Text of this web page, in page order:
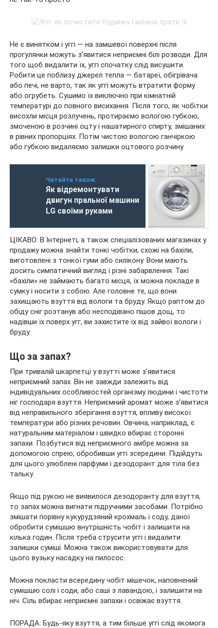
Не є винятком і уггі — на замшевої поверхні після
прогулянки можуть з’явитися неприємні білі розводи. Для
того щоб видалити їх, уггі спочатку слід висушити.
Робити це поблизу джерел тепла — батареї, обігрівача
або печі, не варто, так як уггі можуть втратити форму
або огрубеть. Сушимо їх виключно при кімнатній
температурі до повного висихання. Після того, як чобітки
висохли місця розлучень, протираємо вологою губкою,
змоченою в розчині оцту і нашатирного спирту, змішаних
в рівних пропорціях. Потім чистою вологою ганчіркою
або губкою видаляємо залишки оцтового розчину.
Читайте також:
Як відремонтувати
двигун пральної машини
LG своїми руками
ЦІКАВО: В Інтернеті, а також спеціалізованих магазинах у
продажу можна знайти тонкі чобітки, схожі на бахіли,
виготовлені з тонкої гуми або силікону. Вони мають
досить симпатичний вигляд і різні забарвлення. Такі
«бахіли» не займають багато місця, їх можна покладе в
сумку і носити з собою. Але головне те, що вони
захищають взуття від вологи та бруду. Якщо раптом до
обіду сніг розтанув або несподівано пішов дощ, то
надівши їх поверх угг, ви захистите їх від зайвої вологи і
бруду.
Що за запах?
При тривалій шкарпетці у взутті може з’явитися
неприємний запах. Він не завжди залежить від
індивідуальних особливостей організму людини і чистоти
ніг господаря взуття. Неприємний аромат може з’явитися
від неправильного зберігання взуття, впливу високої
температури або різних речовин. Овчина, наприклад, є
натуральним матеріалом і швидко вбирає сторонні
запахи. Позбутися від неприємного амбре можна за
допомогою спрею, обробивши уггі зсередини. Підійдуть
для цього улюблені парфуми і дезодорант для тіла без
тальку.
Якщо під рукою не виявилося дезодоранту для взуття,
то запах можна вигнати підручними засобами. Потрібно
змішати порівну кукурудзяний крохмаль і соду, даної
обробити сумішшю внутрішність чобіт і залишити на
кілька годин. Після треба струсити уггі і видалити
залишки суміші. Можна також використовувати для
цього вузьку насадку на пилосос.
Можна покласти всередину чобіт мішечок, наповнений
сумішшю солі і соди, або саші з лавандою, і залишити на
ніч. Сіль вбирає неприємні запахи і освіжає взуття.
ПОРАДА: Будь-яку взуття, а тим більше уггі слід якомога